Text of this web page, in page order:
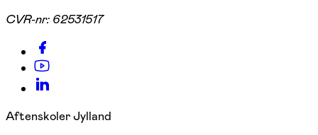
CVR-nr: 62531517
Aftenskoler Jylland